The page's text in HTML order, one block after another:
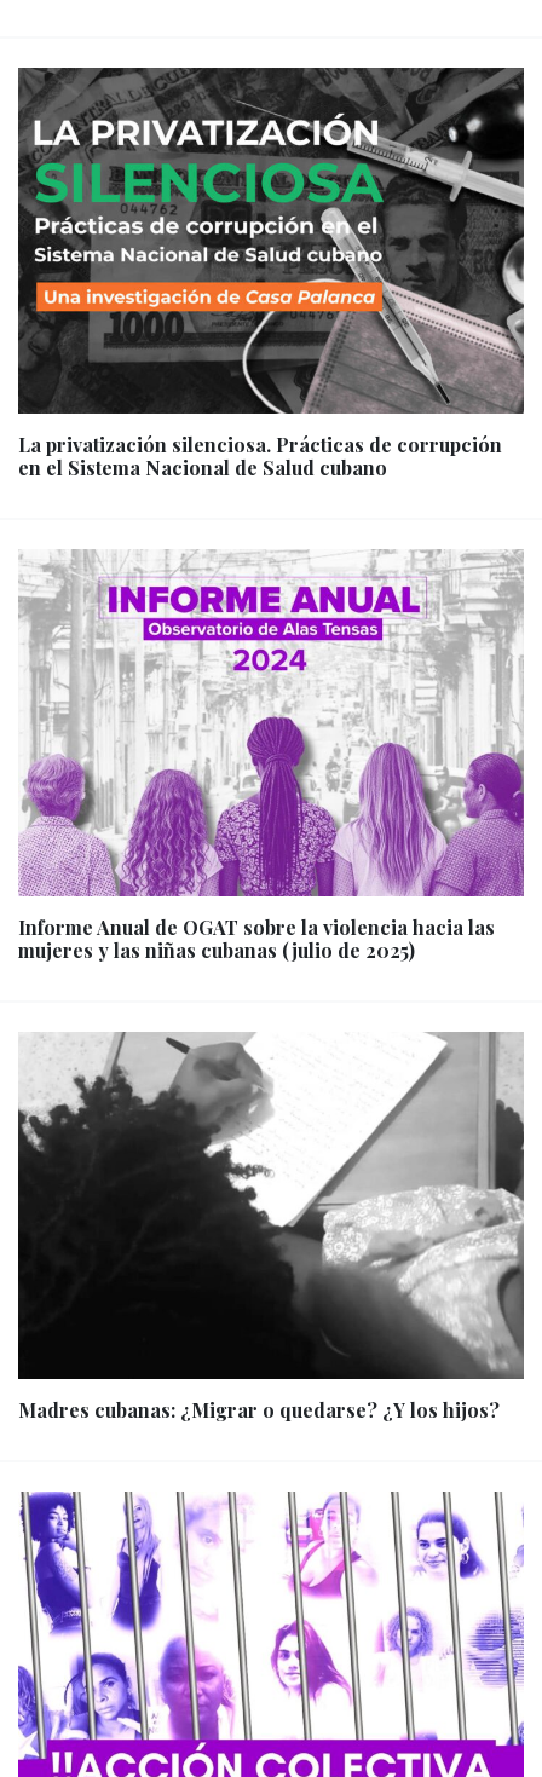
La privatización silenciosa. Prácticas de corrupción
en el Sistema Nacional de Salud cubano
Informe Anual de OGAT sobre la violencia hacia las
mujeres y las niñas cubanas (julio de 2025)
Madres cubanas: ¿Migrar o quedarse? ¿Y los hijos?